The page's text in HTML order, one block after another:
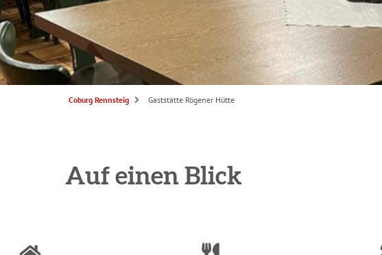
S
e
r
Coburg Rennsteig Gaststätte Rögener Hütte
Auf einen Blick